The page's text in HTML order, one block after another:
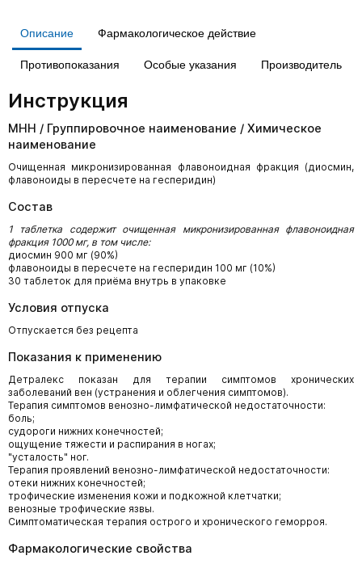
Описание Фармакологическое действие
Противопоказания Особые указания Производитель
Инструкция
МНН / Группировочное наименование / Химическое
наименование
Очищенная микронизированная флавоноидная фракция (диосмин,
флавоноиды в пересчете на гесперидин)
Состав
1 таблетка содержит очищенная микронизированная флавоноидная
фракция 1000 мг, в том числе:
диосмин 900 мг (90%)
флавоноиды в пересчете на гесперидин 100 мг (10%)
30 таблеток для приёма внутрь в упаковке
Условия отпуска
Отпускается без рецепта
Показания к применению
Детралекс показан для терапии симптомов хронических
заболеваний вен (устранения и облегчения симптомов).
Терапия симптомов венозно-лимфатической недостаточности:
боль;
судороги нижних конечностей;
ощущение тяжести и распирания в ногах;
"усталость" ног.
Терапия проявлений венозно-лимфатической недостаточности:
отеки нижних конечностей;
трофические изменения кожи и подкожной клетчатки;
венозные трофические язвы.
Cимптоматическая терапия острого и хронического геморроя.
Фармакологические свойства